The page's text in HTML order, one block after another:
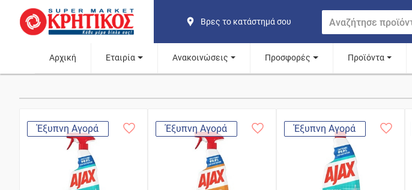
Βρες το κατάστημά σου
Αρχική Εταιρία Ανακοινώσεις Προσφορές Προϊόντα
Έξυπνη Αγορά Έξυπνη Αγορά Έξυπνη Αγορά